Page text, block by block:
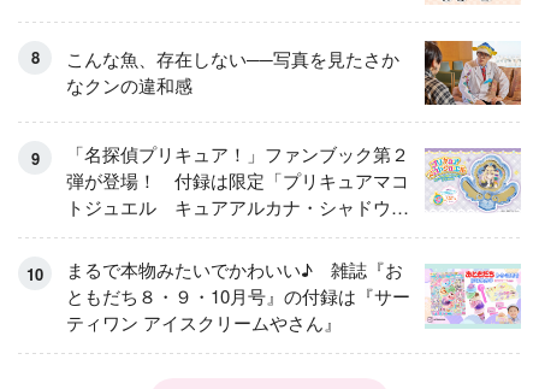
こんな魚、存在しない──写真を見たさか
なクンの違和感
「名探偵プリキュア！」ファンブック第２
弾が登場！ 付録は限定「プリキュアマコ
トジュエル キュアアルカナ・シャドウ
アイスver.」 キュアエクレールを大特
集！
まるで本物みたいでかわいい♪ 雑誌『お
ともだち８・９・10月号』の付録は『サー
ティワン アイスクリームやさん』